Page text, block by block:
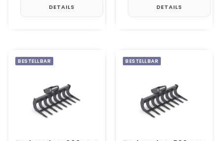
DETAILS DETAILS
BESTELLBAR BESTELLBAR